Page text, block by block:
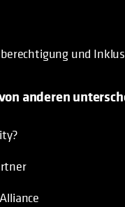
und
anderen